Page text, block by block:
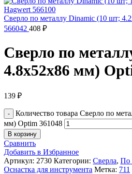
Сверло по металлу Dinamic (10 шт;
566042 408 ₽
Сверло по
4.8х52х86 мм)
139 ₽
Количество товара Сверло по
мм) Optim 361048
В корзину
Сравнить
Добавить в Избранное
Артикул: 2730 Категории: Сверла, По
Оснастка для инструмента Метка: 711